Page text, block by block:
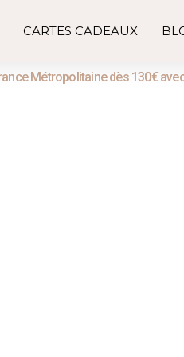
CARTES CADEAUX
Métropolitaine dès 130€